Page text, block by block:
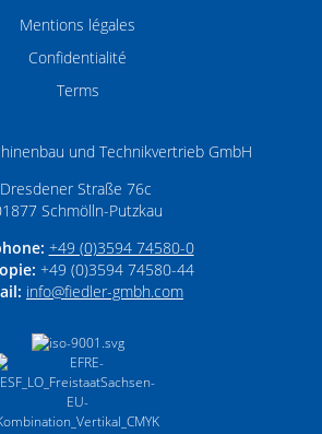
Mentions légales
Confidentialité
Terms
und Technikvertrieb GmbH
Dresdener Straße 76c
Schmölln-Putzkau
+49 (0)3594 74580-0
+49 (0)3594 74580-44
info­@­fiedler-gmbh­.­com